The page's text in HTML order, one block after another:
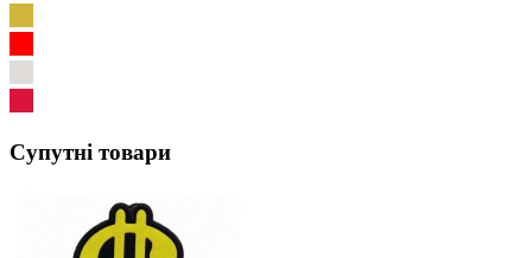
Супутні товари